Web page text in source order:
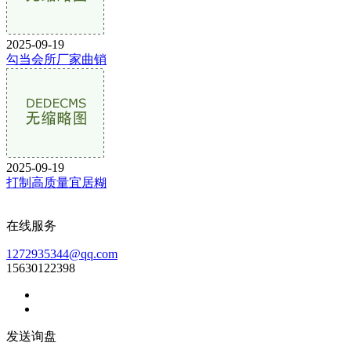
2025-09-19
勾当会所厂家曲销
2025-09-19
打制高质量宜居糊
在线服务
1272935344@qq.com
15630122398
发送询盘